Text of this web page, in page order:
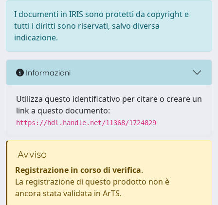
I documenti in IRIS sono protetti da copyright e
tutti i diritti sono riservati, salvo diversa
indicazione.
Informazioni
Utilizza questo identificativo per citare o creare un
link a questo documento:
https://hdl.handle.net/11368/1724829
Avviso
Registrazione in corso di verifica.
La registrazione di questo prodotto non è
ancora stata validata in ArTS.